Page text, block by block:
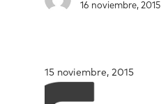
16 noviembre, 2015
15 noviembre, 2015